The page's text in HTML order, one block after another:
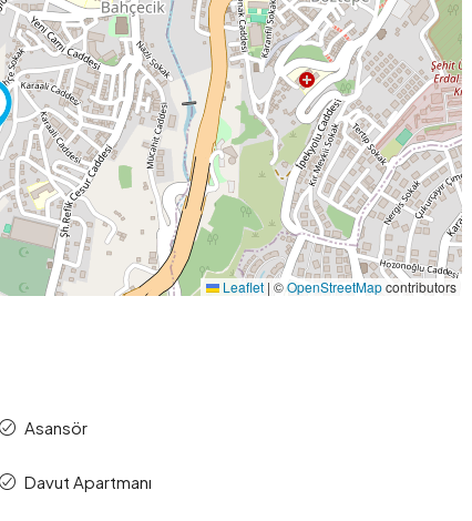
Leaflet | ©OpenStreetMapcontributors
Asansör
Davut Apartmanı